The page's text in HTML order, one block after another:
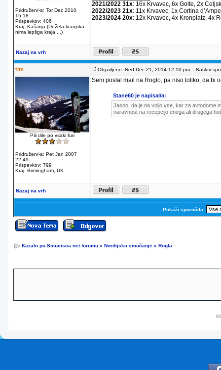
Pridružen/-a: Tor Dec 2010
15:18
Prispevkov: 406
Kraj: Kašarija (Dežela kranjska
nima lepšga kraja,...)
2021/2022 31x: 16x Krvavec, 6x Golte, 2x
2022/2023 21x: 11x Krvavec, 1x Cortina
2023/2024 20x: 12x Krvavec, 4x Kronplatz, 4x
Nazaj na vrh
tim Objavljeno: Ned Dec 21, 2014 12:10 pm Naslov
Pili dile po vsaki furi
Pridružen/-a: Pet Jan 2007
22:49
Prispevkov: 799
Kraj: Birmingham, UK
Sem poslal mail na Roglo, pa niso toliko, da bi
Stane60 je napisal/a:
Jasno, da je na voljo vse, kar za avtodome
naravnost na recepcijo enega ali drugega
Nazaj na vrh
Pokaži sporočila:
Kazalo po Smucisca.net forumu » Nordijsko smučanje » Rogla
©